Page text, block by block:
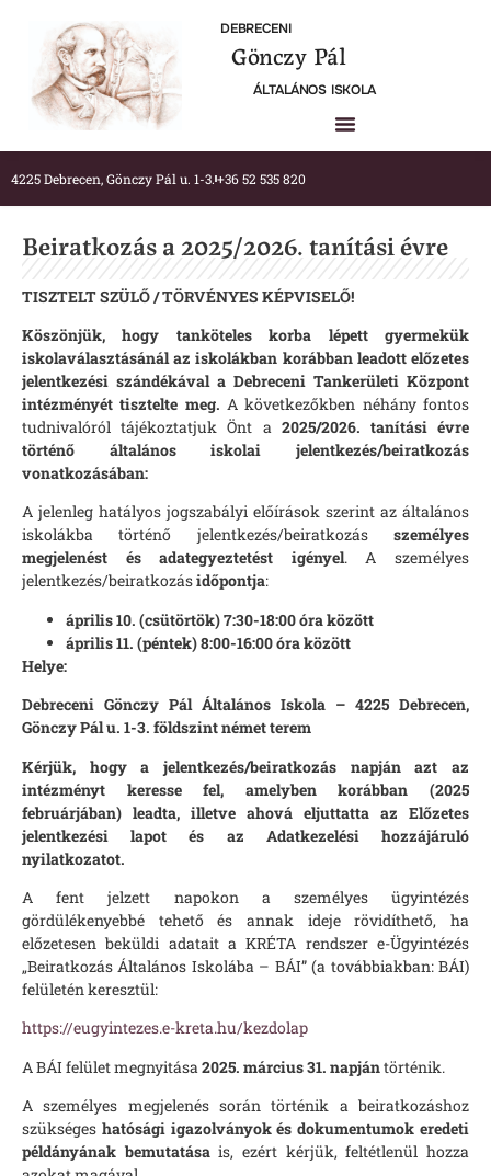
DEBRECENI
Gönczy Pál
ÁLTALÁNOS ISKOLA
4225 Debrecen, Gönczy Pál u. 1-3.+36 52 535 820
Beiratkozás a 2025/2026. tanítási évre
TISZTELT SZÜLŐ / TÖRVÉNYES KÉPVISELŐ!
Köszönjük, hogy tanköteles korba lépett gyermekük
iskolaválasztásánál az iskolákban korábban leadott előzetes
jelentkezési szándékával a Debreceni Tankerületi Központ
intézményét tisztelte meg. A következőkben néhány fontos
tudnivalóról tájékoztatjuk Önt a2025/2026. tanítási évre
történő általános iskolai jelentkezés/beiratkozás
vonatkozásában:
A jelenleg hatályos jogszabályi előírások szerint az általános
iskolákba történő jelentkezés/beiratkozás személyes
megjelenést és adategyeztetést igényel. A személyes
jelentkezés/beiratkozásidőpontja:
április 10. (csütörtök) 7:30-18:00 óra között
április 11. (péntek) 8:00-16:00 óra között
Helye:
Debreceni Gönczy Pál Általános Iskola – 4225 Debrecen,
Gönczy Pál u. 1-3. földszint német terem
Kérjük, hogy a jelentkezés/beiratkozás napján azt az
intézményt keresse fel, amelyben korábban (2025
februárjában) leadta, illetve ahová eljuttatta az Előzetes
jelentkezési lapot és az Adatkezelési hozzájáruló
nyilatkozatot.
A fent jelzett napokon a személyes ügyintézés
gördülékenyebbé tehető és annak ideje rövidíthető, ha
előzetesen beküldi adatait a KRÉTA rendszer e-Ügyintézés
„Beiratkozás Általános Iskolába – BÁI” (a továbbiakban: BÁI)
felületén keresztül:
https://eugyintezes.e-kreta.hu/kezdolap
A BÁI felület megnyitása 2025. március 31. napjántörténik.
A személyes megjelenés során történik a beiratkozáshoz
szükséges hatósági igazolványok és dokumentumok eredeti
példányának bemutatásais, ezért kérjük, feltétlenül hozza